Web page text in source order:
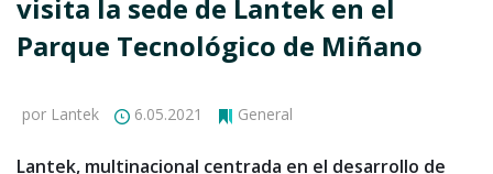
visita la sede de Lantek en el
Parque Tecnológico de Miñano
por Lantek 6.05.2021 General
Lantek, multinacional centrada en el desarrollo de